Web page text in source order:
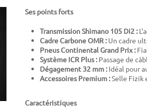
Ses points forts
Transmission Shimano 105 Di2 :
Cadre Carbone OMR : Un cadre
Pneus Continental Grand Prix :
Système ICR Plus : Passage de
Dégagement 32 mm : Idéal pour
Accessoires Premium :Selle Fizik
Caractéristiques